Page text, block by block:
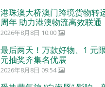
港珠澳大桥澳门跨境货物转
周年 助力港澳物流高效联通
2026年8月8日 10:00
最后两天！万款好物、1 元
元抽奖齐集名优展
2026年8月8日 09:54